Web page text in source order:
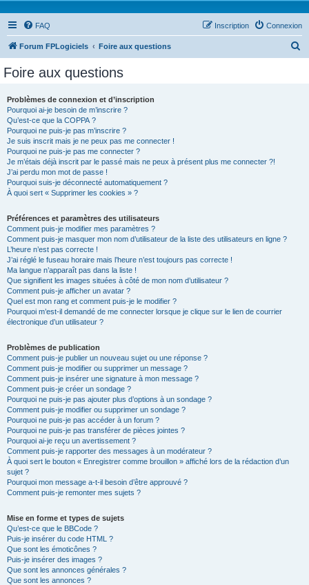
FAQ Connexion
Inscription
Forum FPLogiciels Foire aux questions
Foire aux questions
Problèmes de connexion et d’inscription
Pourquoi ai-je besoin de m’inscrire ?
Qu’est-ce que la COPPA ?
Pourquoi ne puis-je pas m’inscrire ?
Je suis inscrit mais je ne peux pas me connecter !
Pourquoi ne puis-je pas me connecter ?
Je m’étais déjà inscrit par le passé mais ne peux à présent plus me connecter ?!
J’ai perdu mon mot de passe !
Pourquoi suis-je déconnecté automatiquement ?
À quoi sert « Supprimer les cookies » ?
Préférences et paramètres des utilisateurs
Comment puis-je modifier mes paramètres ?
Comment puis-je masquer mon nom d’utilisateur de la liste des utilisateurs en ligne ?
L’heure n’est pas correcte !
J’ai réglé le fuseau horaire mais l’heure n’est toujours pas correcte !
Ma langue n’apparaît pas dans la liste !
Que signifient les images situées à côté de mon nom d’utilisateur ?
Comment puis-je afficher un avatar ?
Quel est mon rang et comment puis-je le modifier ?
Pourquoi m’est-il demandé de me connecter lorsque je clique sur le lien de courrier
électronique d’un utilisateur ?
Problèmes de publication
Comment puis-je publier un nouveau sujet ou une réponse ?
Comment puis-je modifier ou supprimer un message ?
Comment puis-je insérer une signature à mon message ?
Comment puis-je créer un sondage ?
Pourquoi ne puis-je pas ajouter plus d’options à un sondage ?
Comment puis-je modifier ou supprimer un sondage ?
Pourquoi ne puis-je pas accéder à un forum ?
Pourquoi ne puis-je pas transférer de pièces jointes ?
Pourquoi ai-je reçu un avertissement ?
Comment puis-je rapporter des messages à un modérateur ?
À quoi sert le bouton « Enregistrer comme brouillon » affiché lors de la rédaction d’un
sujet ?
Pourquoi mon message a-t-il besoin d’être approuvé ?
Comment puis-je remonter mes sujets ?
Mise en forme et types de sujets
Qu’est-ce que le BBCode ?
Puis-je insérer du code HTML ?
Que sont les émoticônes ?
Puis-je insérer des images ?
Que sont les annonces générales ?
Que sont les annonces ?